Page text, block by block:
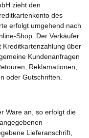
zieht den
des
erfolgt umgehend nach
Shop. Der Verkäufer
Kreditkartenzahlung über
Kundenanfragen
Reklamationen,
oder Gutschriften.
Ware an, so erfolgt die
Lieferanschrift,